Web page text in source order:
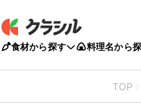
食材から探す 料理名から
TOP